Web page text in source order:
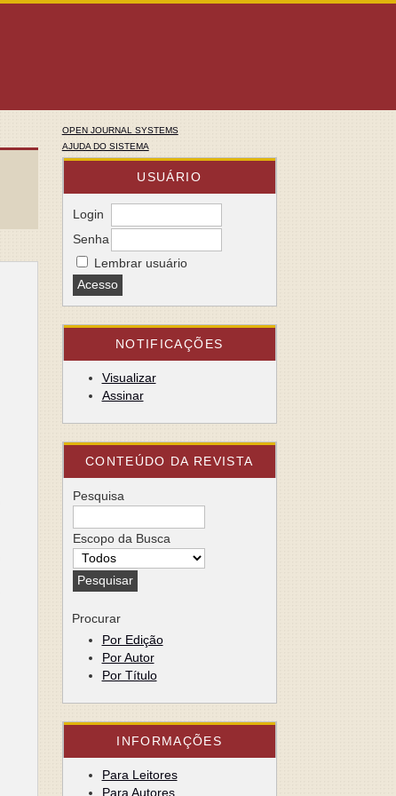
OPEN JOURNAL SYSTEMS
AJUDA DO SISTEMA
USUÁRIO
Login
Senha
Lembrar usuário
NOTIFICAÇÕES
Visualizar
Assinar
CONTEÚDO DA REVISTA
Pesquisa
Escopo da Busca
Procurar
Por Edição
Por Autor
Por Título
INFORMAÇÕES
Para Leitores
Para Autores